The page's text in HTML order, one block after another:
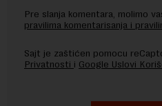
Pre slanja komentara, molimo
pravilima komentarisanja i
Sajt je zaštićen pomocu
Privatnosti i Google Uslovi